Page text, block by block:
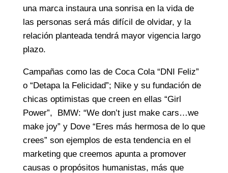
una marca instaura una sonrisa en la vida de
las personas será más difícil de olvidar, y la
relación planteada tendrá mayor vigencia largo
plazo.
Campañas como las de Coca Cola “DNI Feliz”
o “Detapa la Felicidad”; Nike y su fundación de
chicas optimistas que creen en ellas “Girl
Power”, BMW: “We don’t just make cars…we
make joy” y Dove “Eres más hermosa de lo que
crees” son ejemplos de esta tendencia en el
marketing que creemos apunta a promover
causas o propósitos humanistas, más que